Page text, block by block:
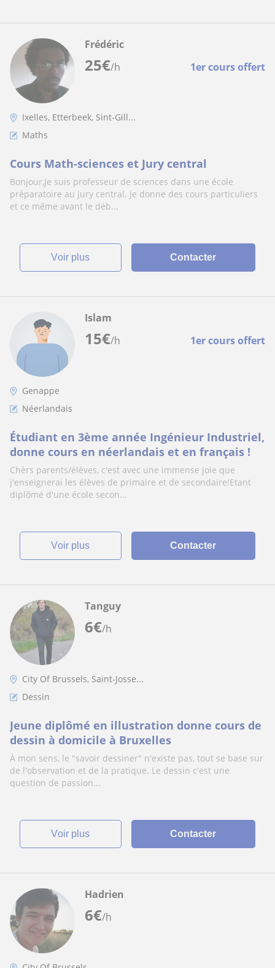
25€/h 1er cours offert
Frédéric
Ixelles, Etterbeek, Sint-Gill...
Maths
Cours Math-sciences et Jury central
Bonjour,Je suis professeur de sciences dans une école
préparatoire au jury central. Je donne des cours particuliers
et ce même avant le déb...
voir plus Contacter
15€/h 1er cours offert
Islam
Genappe
Néerlandais
Étudiant en 3ème année Ingénieur Industriel,
donne cours en néerlandais et en français !
Chèrs parents/élèves, c'est avec une immense joie que
j'enseignerai les élèves de primaire et de secondaire!Etant
diplômé d'une école secon...
voir plus Contacter
6€/h
Tanguy
City Of Brussels, Saint-Josse...
Dessin
Jeune diplômé en illustration donne cours de
dessin à domicile à Bruxelles
À mon sens, le "savoir dessiner" n'existe pas, tout se base sur
de l'observation et de la pratique. Le dessin c'est une
question de passion...
voir plus Contacter
6€/h
Hadrien